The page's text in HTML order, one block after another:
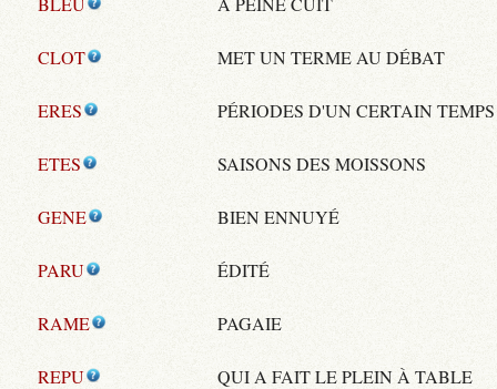
CLOT MET UN TERME AU DÉBAT
ERES PÉRIODES D'UN CERTAIN TEMPS
ETES SAISONS DES MOISSONS
GENE BIEN ENNUYÉ
PARU ÉDITÉ
RAME PAGAIE
REPU QUI A FAIT LE PLEIN À TABLE